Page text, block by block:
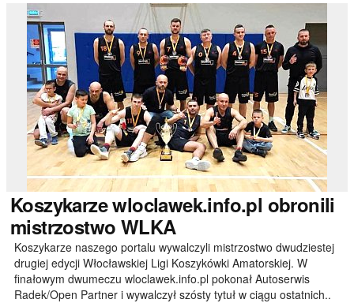
Koszykarzewloclawek.info.pl obronili
mistrzostwo WLKA
Koszykarze naszego portalu wywalczyli mistrzostwo dwudziestej
drugiej edycji Włocławskiej Ligi Koszykówki Amatorskiej. W
finałowym dwumeczu wloclawek.info.pl pokonał Autoserwis
Radek/Open Partner i wywalczył szósty tytuł w ciągu ostatnich..